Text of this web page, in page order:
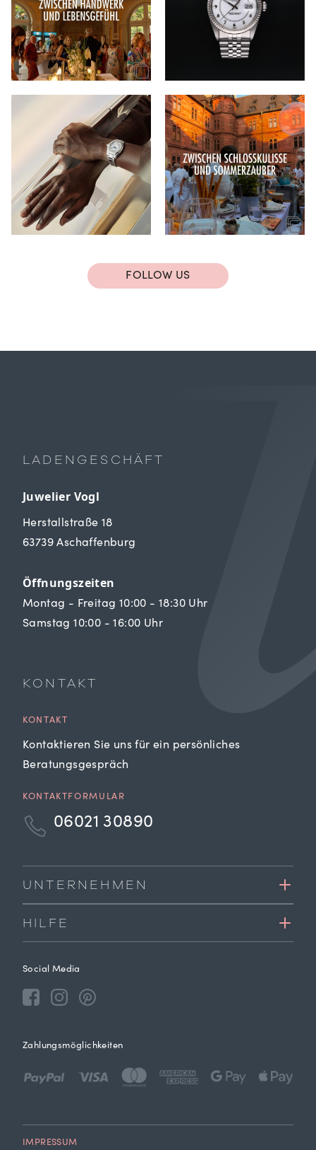
FOLLOW US
LADENGESCHÄFT
Juwelier Vogl
Herstallstraße 18
63739 Aschaffenburg
Öffnungszeiten
Montag - Freitag 10:00 - 18:30 Uhr
Samstag 10:00 - 16:00 Uhr
KONTAKT
KONTAKT
Kontaktieren Sie uns für ein persönliches
Beratungsgespräch
KONTAKTFORMULAR
06021 30890
UNTERNEHMEN
HILFE
Social Media
Zahlungsmöglichkeiten
IMPRESSUM